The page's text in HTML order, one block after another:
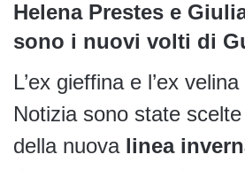
Helena Prestes e
sono i nuovi volti di
L’ex gieffina e l’ex
Notizia sono state
della nuova linea